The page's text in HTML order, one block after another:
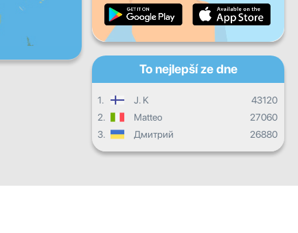
Celkový postup
To nejlepší ze dne
1. J. K
43120
2.
Matteo
27060
3.
Дмитрий 26880